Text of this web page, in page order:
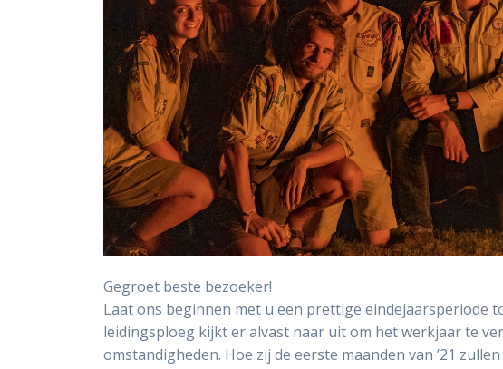
Gegroet beste bezoeker!
Laat ons beginnen met u een prettige eindejaarsperiode
leidingsploeg kijkt er alvast naar uit om het werkjaar te
omstandigheden. Hoe zij de eerste maanden van ’21